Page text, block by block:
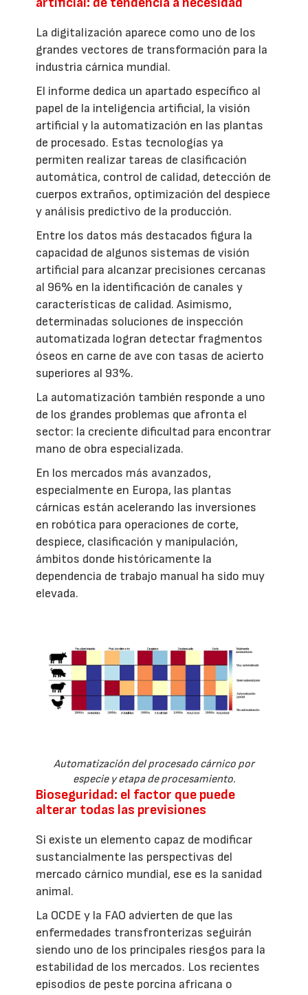
La digitalización aparece como uno de los
grandes vectores de transformación para la
industria cárnica mundial.
El informe dedica un apartado específico al
papel de la inteligencia artificial, la visión
artificial y la automatización en las plantas
de procesado. Estas tecnologías ya
permiten realizar tareas de clasificación
automática, control de calidad, detección de
cuerpos extraños, optimización del despiece
y análisis predictivo de la producción.
Entre los datos más destacados figura la
capacidad de algunos sistemas de visión
artificial para alcanzar precisiones cercanas
al 96% en la identificación de canales y
características de calidad. Asimismo,
determinadas soluciones de inspección
automatizada logran detectar fragmentos
óseos en carne de ave con tasas de acierto
superiores al 93%.
La automatización también responde a uno
de los grandes problemas que afronta el
sector: la creciente dificultad para encontrar
mano de obra especializada.
En los mercados más avanzados,
especialmente en Europa, las plantas
cárnicas están acelerando las inversiones
en robótica para operaciones de corte,
despiece, clasificación y manipulación,
ámbitos donde históricamente la
dependencia de trabajo manual ha sido muy
elevada.
Automatización del procesado cárnico por
especie y etapa de procesamiento.
Bioseguridad: el factor que puede
alterar todas las previsiones
Si existe un elemento capaz de modificar
sustancialmente las perspectivas del
mercado cárnico mundial, ese es la sanidad
animal.
La OCDE y la FAO advierten de que las
enfermedades transfronterizas seguirán
siendo uno de los principales riesgos para la
estabilidad de los mercados. Los recientes
episodios de peste porcina africana o